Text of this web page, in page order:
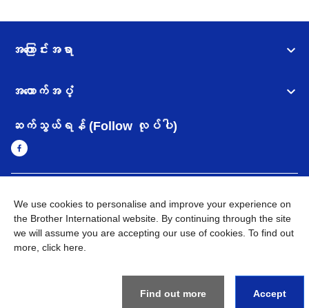
အကြောင်းအရာ
အထောက်အပံ့
ဆက်သွယ်ရန် (Follow လုပ်ပါ)
Brother ၏ ကမ္ဘာတစ်ဝန်းရှိ ကွန်ယက်များ
အချက်အလက်မူဝါဒ အသုံးပြုမူဝါဒ
သုံးစွဲရန် ဝက်ဆိုဒ်အညွှန်း
Brother Global ဝက်ဆိုဒ်သို့သွားရန်
We use cookies to personalise and improve your experience on
the Brother International website. By continuing through the site
we will assume you are accepting our use of cookies. To find out
more, click here
Find out more Accept